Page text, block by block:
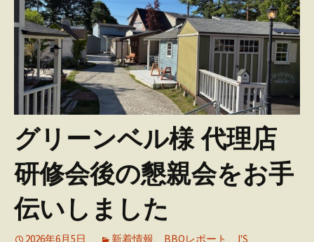
グリーンベル様 代理店
研修会後の懇親会をお手
伝いしました
2026年6月5日 新着情報 BBQレポート
I'S